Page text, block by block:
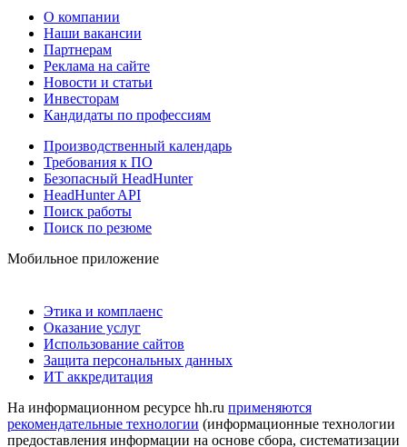
О компании
Наши вакансии
Партнерам
Реклама на сайте
Новости и статьи
Инвесторам
Кандидаты по профессиям
Производственный календарь
Требования к ПО
Безопасный HeadHunter
HeadHunter API
Поиск работы
Поиск по резюме
Мобильное приложение
Этика и комплаенс
Оказание услуг
Использование сайтов
Защита персональных данных
ИТ аккредитация
На информационном ресурсе hh.ru применяются
рекомендательные технологии (информационные технологии
предоставления информации на основе сбора, систематизации